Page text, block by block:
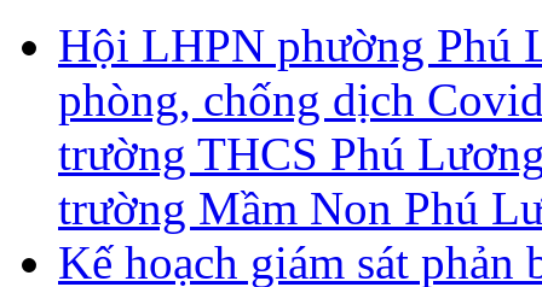
Hội LHPN phường Phú
phòng, chống dịch
trường THCS Phú
trường Mầm Non Phú
Kế hoạch giám sát phản